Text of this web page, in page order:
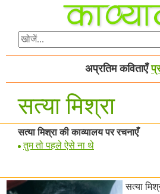
अप्रतिम कविताएँ
सत्या मिश्रा
सत्या मिश्रा की काव्यालय पर रचनाएँ
तुम तो पहले ऐसे ना थे
सत्या